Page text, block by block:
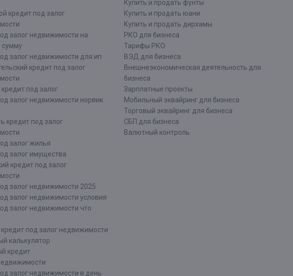
кредит под залог
залог недвижимости на
залог недвижимости для ип
кредит под залог
под залог
залог недвижимости норвик
кредит под залог
залог жилья
залог имущества
кредит под залог
залог недвижимости 2025
залог недвижимости условия
залог недвижимости что
под залог недвижимости
калькулятор
кредит
залог недвижимости в день
Купить и продать фунты
Купить и продать юани
Купить и продать дирхамы
РКО для бизнеса
Тарифы РКО
ВЭД для бизнеса
Внешнеэкономическая деятельность для
бизнеса
Зарплатные проекты
Мобильный эквайринг для бизнеса
Торговый эквайринг для бизнеса
СБП для бизнеса
Валютный контроль